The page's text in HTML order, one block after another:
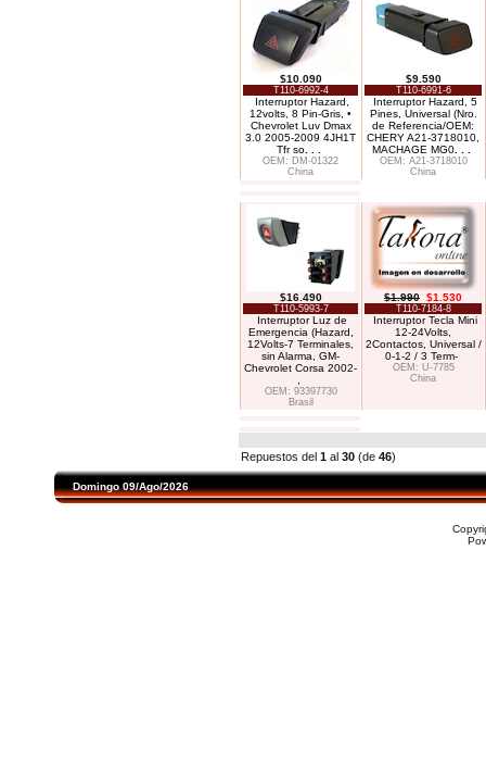
$10.090
T110-6992-4
Interruptor Hazard,
12volts, 8 Pin-Gris, •
Chevrolet Luv Dmax
3.0 2005-2009 4JH1T
Tfr so
OEM: DM-01322
China
$9.590
T110-6991-6
Interruptor Hazard, 5
Pines, Universal (Nro.
de Referencia/OEM:
CHERY A21-3718010,
MACHAGE MG0
OEM: A21-3718010
China
$16.490
T110-5993-7
Interruptor Luz de
Emergencia (Hazard,
12Volts-7 Terminales,
sin Alarma, GM-
Chevrolet Corsa 2002-
OEM: 93397730
Brasil
$1.990 $1.530
T110-7184-8
Interruptor Tecla Mini
12-24Volts,
2Contactos, Universal /
0-1-2 / 3 Term-
OEM: U-7785
China
Repuestos del 1 al 30 (de 46)
Domingo 09/Ago/2026